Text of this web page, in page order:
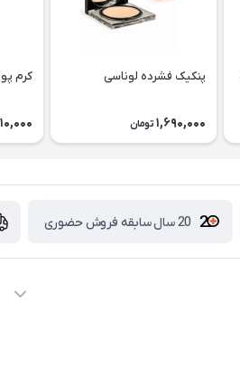
پنکیک فشرده لوناسی
1,690,000 تومان
کرم
20 سال سابقه فروش حضوری